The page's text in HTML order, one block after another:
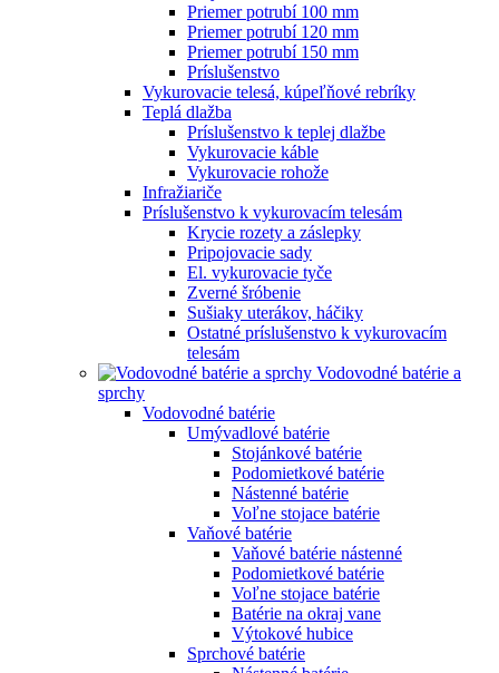
Priemer potrubí 100 mm
Priemer potrubí 120 mm
Priemer potrubí 150 mm
Príslušenstvo
Vykurovacie telesá, kúpeľňové rebríky
Teplá dlažba
Príslušenstvo k teplej dlažbe
Vykurovacie káble
Vykurovacie rohože
Infražiariče
Príslušenstvo k vykurovacím telesám
Krycie rozety a záslepky
Pripojovacie sady
El. vykurovacie tyče
Zverné šróbenie
Sušiaky uterákov, háčiky
Ostatné príslušenstvo k vykurovacím
telesám
Vodovodné batérie a
sprchy
Vodovodné batérie
Umývadlové batérie
Stojánkové batérie
Podomietkové batérie
Nástenné batérie
Voľne stojace batérie
Vaňové batérie
Vaňové batérie nástenné
Podomietkové batérie
Voľne stojace batérie
Batérie na okraj vane
Výtokové hubice
Sprchové batérie